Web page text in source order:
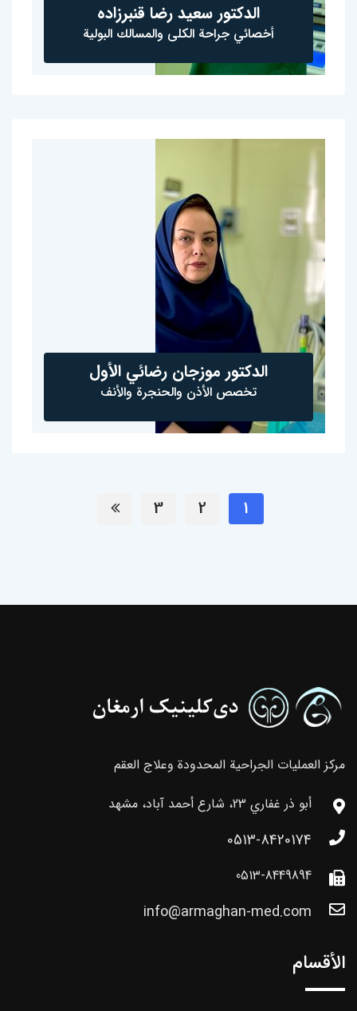
الدكتور سعيد رضا قنبرزاده
أخصائي جراحة الكلى والمسالك البولية
الدكتور موزجان رضائي الأول
تخصص الأذن والحنجرة والأنف
1
2
3
مركز العمليات الجراحية المحدودة وعلاج العقم
أبو ذر غفاري 23، شارع أحمد آباد، مشهد
0513-8420174
0513-8449894
info@armaghan-med.com
الأقسام